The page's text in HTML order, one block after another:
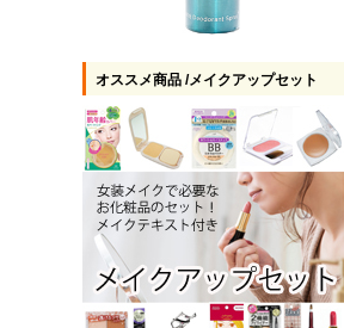
オススメ商品 /メイクアップセット